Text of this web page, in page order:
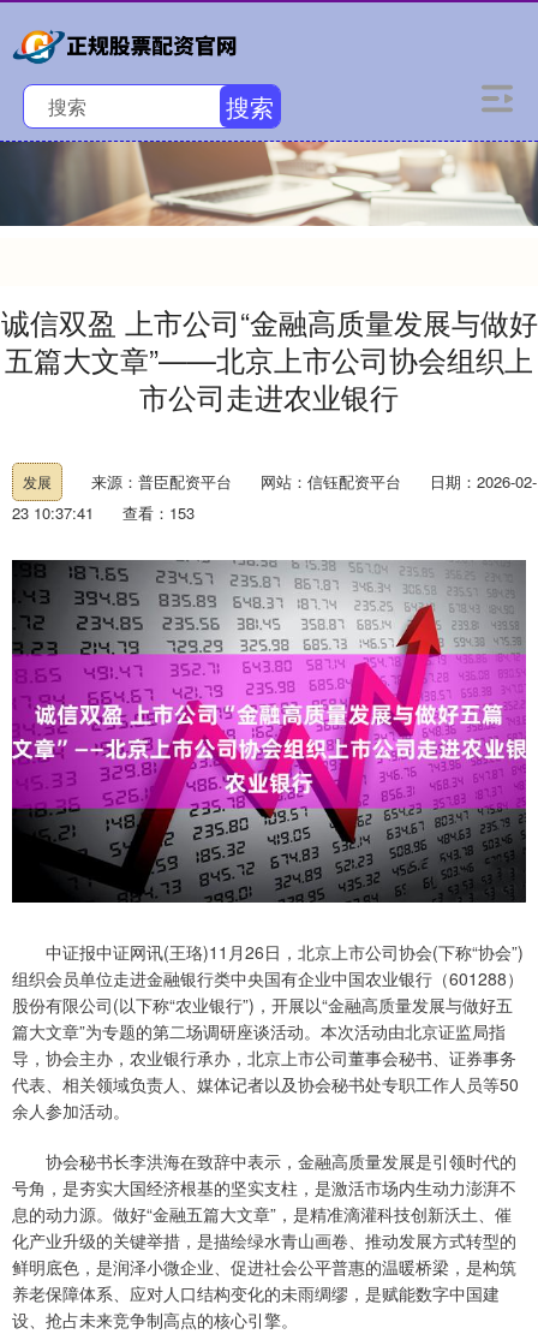
搜索
诚信双盈 上市公司“金融高质量发展与做好
五篇大文章”——北京上市公司协会组织上
市公司走进农业银行
发展 来源：普臣配资平台 网站：信钰配资平台
日期：2026-02-
23 10:37:41
查看：153
中证报中证网讯(王珞)11月26日，北京上市公司协会(下称“协会”)
组织会员单位走进金融银行类中央国有企业中国农业银行（601288）
股份有限公司(以下称“农业银行”)，开展以“金融高质量发展与做好五
篇大文章”为专题的第二场调研座谈活动。本次活动由北京证监局指
导，协会主办，农业银行承办，北京上市公司董事会秘书、证券事务
代表、相关领域负责人、媒体记者以及协会秘书处专职工作人员等50
余人参加活动。
协会秘书长李洪海在致辞中表示，金融高质量发展是引领时代的
号角，是夯实大国经济根基的坚实支柱，是激活市场内生动力澎湃不
息的动力源。做好“金融五篇大文章”，是精准滴灌科技创新沃土、催
化产业升级的关键举措，是描绘绿水青山画卷、推动发展方式转型的
鲜明底色，是润泽小微企业、促进社会公平普惠的温暖桥梁，是构筑
养老保障体系、应对人口结构变化的未雨绸缪，是赋能数字中国建
设、抢占未来竞争制高点的核心引擎。